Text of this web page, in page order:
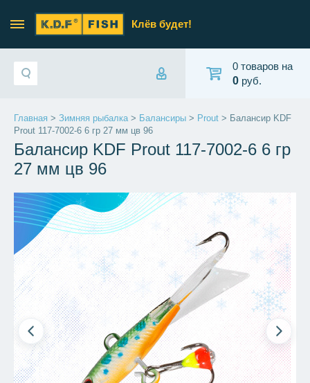
Клёв будет!
0 товаров на
0 руб.
Главная > Зимняя рыбалка> Балансиры > Prout > Балансир KDF
Prout 117-7002-6 6 гр 27 мм цв 96
Балансир KDF Prout 117-7002-6 6 гр
27 мм цв 96